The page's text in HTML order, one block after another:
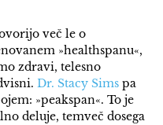
več le o
»healthspanu«,
zdravi, telesno
Dr. Stacy Sims pa
»peakspan«. To je
deluje, temveč dosega